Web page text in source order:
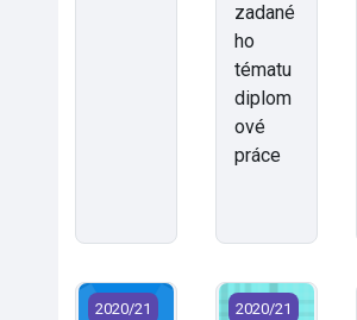
zadané
ho
tématu
diplom
ové
práce
KNT/DPR3 - Diplomová práce
2020/21 KNT/DRS -
2020/21